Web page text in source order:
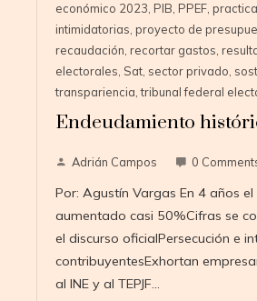
económico 2023 PIB PPEF practica
intimidatorias proyecto de
recaudación recortar gastos
electorales Sat sector privado
transpariencia ,tribunal federal
Endeudamiento
Adrián Campos 0
Por: Agustín Vargas En 4 años
aumentado casi 50%Cifras se
el discurso oficialPersecución e
contribuyentesExhortan
al INE y al TEPJF…